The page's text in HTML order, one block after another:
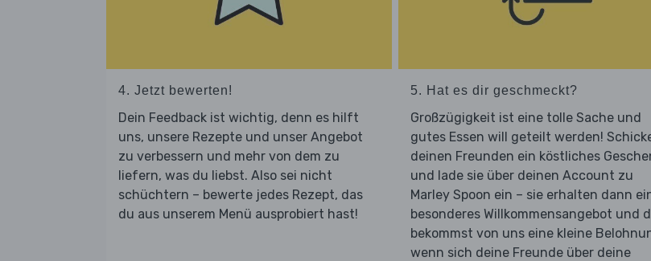
4. Jetzt bewerten!
Dein Feedback ist wichtig, denn es hilft
uns, unsere Rezepte und unser Angebot
zu verbessern und mehr von dem zu
liefern, was du liebst. Also sei nicht
schüchtern – bewerte jedes Rezept, das
du aus unserem Menü ausprobiert hast!
5. Hat es dir geschmeckt?
Großzügigkeit ist eine tolle Sache und
gutes Essen will geteilt werden!
deinen Freunden ein köstliches
und lade sie über deinen Account zu
Marley Spoon ein – sie erhalten dann
besonderes Willkommensangebot und
bekommst von uns eine kleine
wenn sich deine Freunde über deine